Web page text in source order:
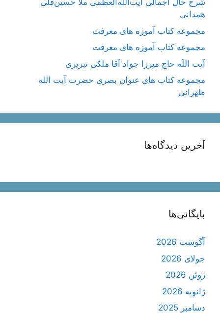
شرح حال اجمالی آیت‌الله‌العظمی ملّا حسین‌قلی
همدانی
مجموعه کتاب آموزه های معرفت
مجموعه کتاب آموزه های معرفت
آیت اللَه حاج میرزا جواد آقا ملکی تبریزی
مجموعه کتاب های عنوان بصری حضرت آیت الله
طهرانی
آخرین دیدگاه‌ها
بایگانی‌ها
آگوست 2026
جولای 2026
ژوئن 2026
ژانویه 2026
دسامبر 2025